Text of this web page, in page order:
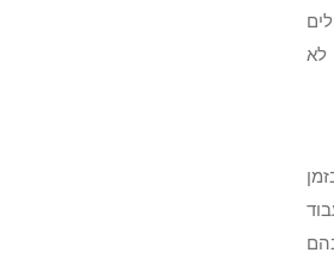
לא